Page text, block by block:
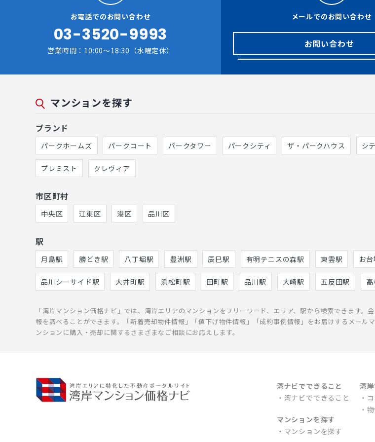
お電話でのお問い合わせ
03-3520-9993
営業時間：10:00～18:30（水曜定休）
メールでのお問い合わせ
お問い合わせ
マンションを探す
ブランド
パークホームズ パークコート パークタワー パークシティ ザ・パークハウス シ
プレミスト クレヴィア
市区町村
中央区 江東区 港区 品川区
駅
月島駅 勝どき駅 八丁堀駅 豊洲駅 辰巳駅 有明テニスの森駅 東雲駅 お
品川シーサイド駅 大井町駅 浜松町駅 田町駅 品川駅 大崎駅 五反田駅
「湾岸マンション価格ナビ」では、湾岸エリアのマンションをフリーワード、エリア、駅から検索できます
報を調べることができます。「新着売却物件情報」「値下げ物件情報」「成約事例情報」をお届けするメー
ンションに購入・売却に関するさまざまなご相談にお応えします。
湾ナビでできること
湾ナビでできること
マンションを探す
マンションを探す
湾